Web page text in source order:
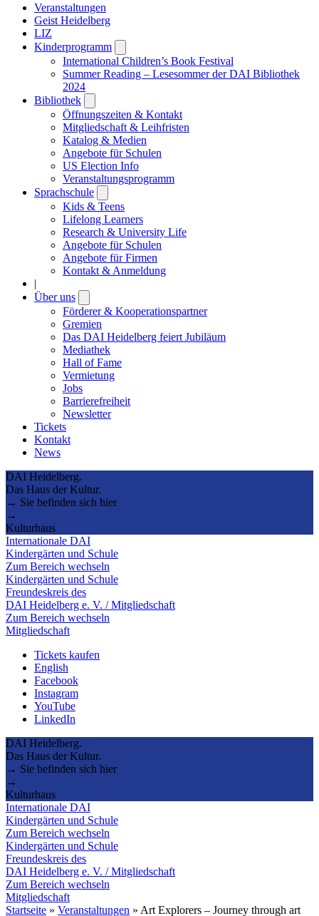
Veranstaltungen
Geist Heidelberg
LIZ
Kinderprogramm
submenu
International Children’s Book Festival
Summer Reading – Lesesommer der DAI Bibliothek
2024
Bibliothek
submenu
Öffnungszeiten & Kontakt
Mitgliedschaft & Leihfristen
Katalog & Medien
Angebote für Schulen
US Election Info
Veranstaltungsprogramm
Sprachschule
submenu
Kids & Teens
Lifelong Learners
Research & University Life
Angebote für Schulen
Angebote für Firmen
Kontakt & Anmeldung
|
Über uns
submenu
Förderer & Kooperationspartner
Gremien
Das DAI Heidelberg feiert Jubiläum
Mediathek
Hall of Fame
Vermietung
Jobs
Barrierefreiheit
Newsletter
Tickets
Kontakt
News
DAI Heidelberg.
Das Haus der Kultur.
→ Sie befinden sich hier
→
Kulturhaus
Internationale DAI
Kindergärten und Schule
Zum Bereich wechseln
Kindergärten und Schule
Freundeskreis des
DAI Heidelberg e. V. / Mitgliedschaft
Zum Bereich wechseln
Mitgliedschaft
Tickets kaufen
English
Facebook
Instagram
YouTube
LinkedIn
DAI Heidelberg.
Das Haus der Kultur.
→ Sie befinden sich hier
→
Kulturhaus
Internationale DAI
Kindergärten und Schule
Zum Bereich wechseln
Kindergärten und Schule
Freundeskreis des
DAI Heidelberg e. V. / Mitgliedschaft
Zum Bereich wechseln
Mitgliedschaft
Startseite » Veranstaltungen » Art Explorers – Journey through art